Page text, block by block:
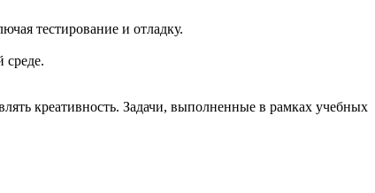
тестирование и отладку.
среде.
креативность. Задачи, выполненные в рамках учебных